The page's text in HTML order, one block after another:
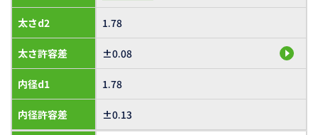
太さd2
太さ許容差
内径d1
内径許容差
1.78
±0.08
1.78
±0.13